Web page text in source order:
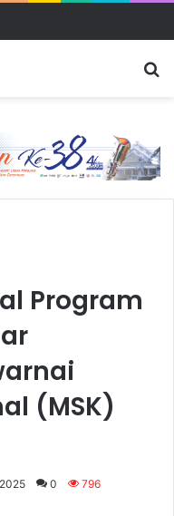
Program
(MSK)
0 796